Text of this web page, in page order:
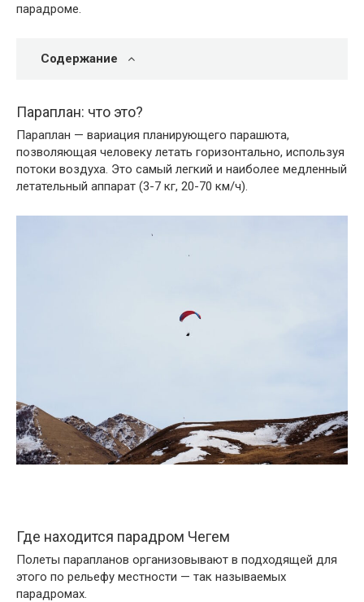
парадроме.
Содержание
Параплан: что это?
Параплан — вариация планирующего парашюта,
позволяющая человеку летать горизонтально, используя
потоки воздуха. Это самый легкий и наиболее медленный
летательный аппарат (3-7 кг, 20-70 км/ч).
Где находится парадром Чегем
Полеты парапланов организовывают в подходящей для
этого по рельефу местности — так называемых
парадромах.